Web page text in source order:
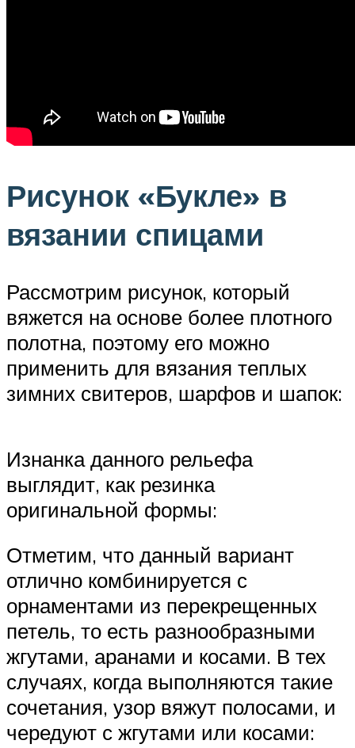
Рисунок «Букле» в
вязании спицами
Рассмотрим рисунок, который
вяжется на основе более плотного
полотна, поэтому его можно
применить для вязания теплых
зимних свитеров, шарфов и шапок:
Изнанка данного рельефа
выглядит, как резинка
оригинальной формы:
Отметим, что данный вариант
отлично комбинируется с
орнаментами из перекрещенных
петель, то есть разнообразными
жгутами, аранами и косами. В тех
случаях, когда выполняются такие
сочетания, узор вяжут полосами, и
чередуют с жгутами или косами: